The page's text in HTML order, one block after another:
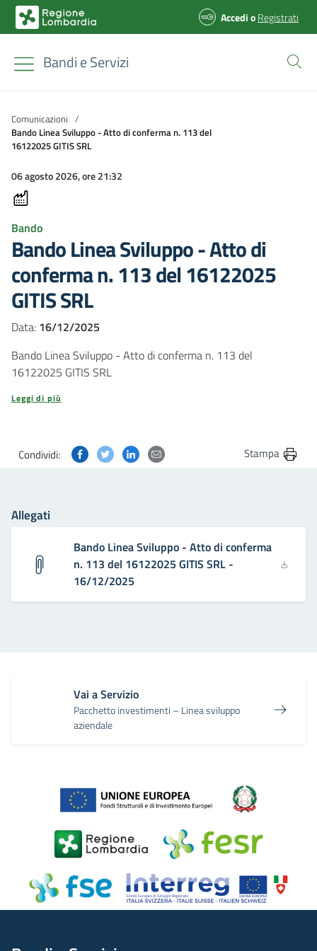
AccedioRegistrati
Bandi e Servizi
Comunicazioni /
Bando Linea Sviluppo - Atto di conferma n. 113 del
16122025 GITIS SRL
06 agosto 2026, ore 21:32
Bando
Bando Linea Sviluppo - Atto di
conferma n. 113 del 16122025
GITIS SRL
Data: 16/12/2025
Bando Linea Sviluppo - Atto di conferma n. 113 del
16122025 GITIS SRL
Leggi di più
Condividi: Condividi questa pagina su Facebook
Condividi questa pagina su Twitter
Condividi questa pagina su Linkedin
Condividi questa pagina via
Stampa
Allegati
Bando Linea Sviluppo - Atto di conferma
n. 113 del 16122025 GITIS SRL -
16/12/2025
Vai a Servizio
Pacchetto investimenti – Linea sviluppo
aziendale